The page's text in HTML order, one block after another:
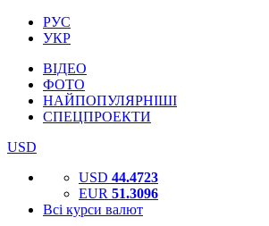
РУС
УКР
ВІДЕО
ФОТО
НАЙПОПУЛЯРНІШІ
СПЕЦПРОЕКТИ
USD
USD 44.4723
EUR 51.3096
Всі курси валют